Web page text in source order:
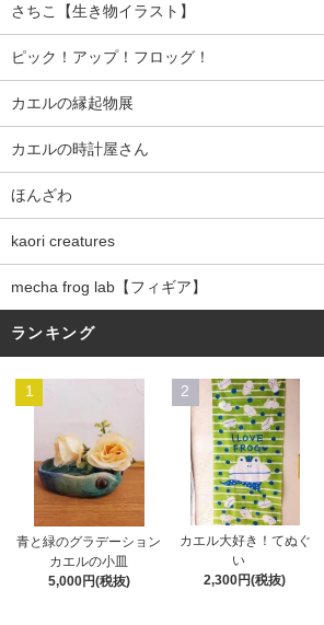
さちこ【生き物イラスト】
ピック！アップ！フロッグ！
カエルの縁起物展
カエルの時計屋さん
ほんざわ
kaori creatures
mecha frog lab【フィギア】
ランキング
1
青と緑のグラデーション
カエルの小皿
5,000円(税抜)
2
カエル大好き！てぬぐ
い
2,300円(税抜)